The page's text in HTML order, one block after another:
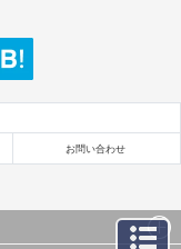
お問い合わせ